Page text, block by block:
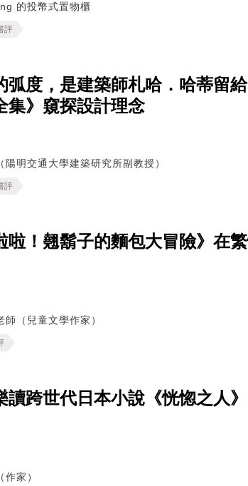
的投幣式置物櫃
評
弧度，是建築師札哈．哈蒂留
集》窺探設計理念
陽明交通大學建築研究所副教授）
評
啦！翹鬍子的麵包大冒險》在
師（兒童文學作家）
讀跨世代日本小說《恍惚之人
作家）